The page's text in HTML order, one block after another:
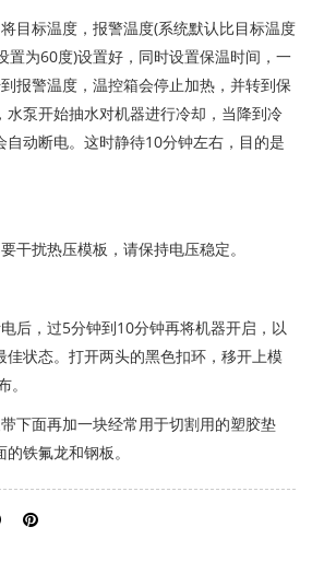
标温度，报警温度(系统默认比目标温度
置为60度)设置好，同时设置保温时间，一
报警温度，温控箱会停止加热，并转到保
水泵开始抽水对机器进行冷却，当降到冷
自动断电。这时静待10分钟左右，目的是
扰热压模板，请保持电压稳定。
，过5分钟到10分钟再将机器开启，以
佳状态。打开两头的黑色扣环，移开上模
面再加一块经常用于切割用的塑胶垫
铁氟龙和钢板。